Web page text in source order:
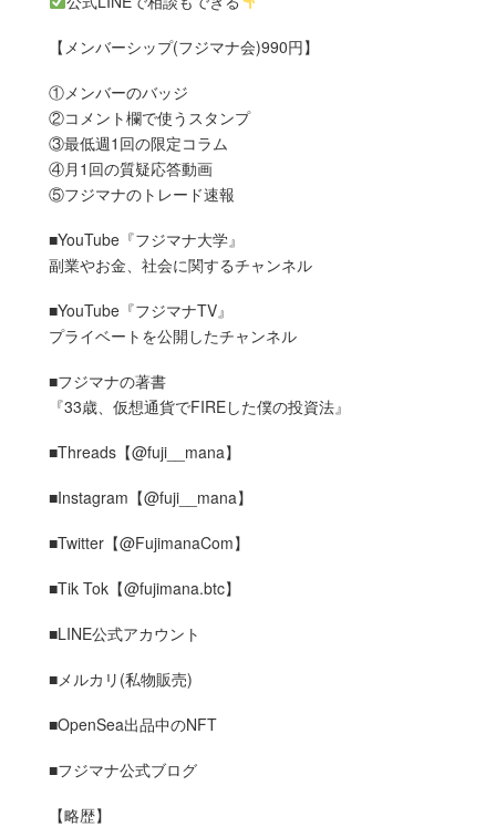
【メンバーシップ(フジマナ会)990円】
①メンバーのバッジ
②コメント欄で使うスタンプ
③最低週1回の限定コラム
④月1回の質疑応答動画
⑤フジマナのトレード速報
■YouTube『フジマナ大学』
副業やお金、社会に関するチャンネル
■YouTube『フジマナTV』
プライベートを公開したチャンネル
■フジマナの著書
『33歳、仮想通貨でFIREした僕の投資法』
■Threads【@fuji__mana】
■Instagram【@fuji__mana】
■Twitter【@FujimanaCom】
■Tik Tok【@fujimana.btc】
■LINE公式アカウント
■メルカリ(私物販売)
■OpenSea出品中のNFT
■フジマナ公式ブログ
【略歴】